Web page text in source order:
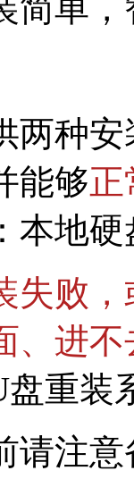
简单
两种安
能够正
本地
失败
、进
重装
注意